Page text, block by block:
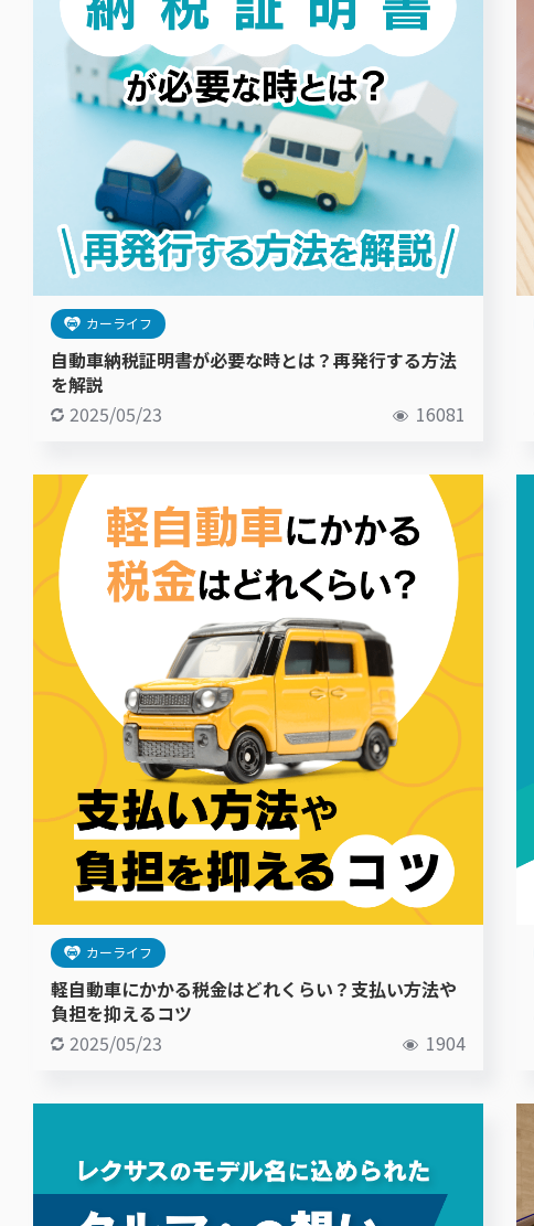
カーライフ
自動車納税証明書が必要な時とは？再発行する方法
を解説
2025/05/23
16081
カーライフ
軽自動車にかかる税金はどれくらい？支払い方法や
負担を抑えるコツ
2025/05/23
1904